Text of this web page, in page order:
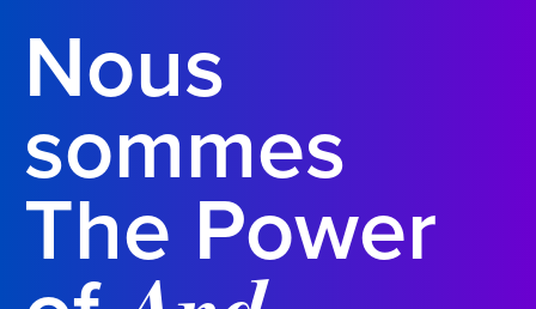
Nous
sommes
The Power